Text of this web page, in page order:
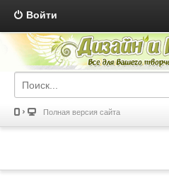
Войти
Полная версия сайта